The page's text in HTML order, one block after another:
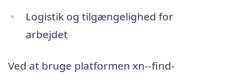
Logistik og tilgængelighed for
arbejdet
Ved at bruge platformen xn--find-